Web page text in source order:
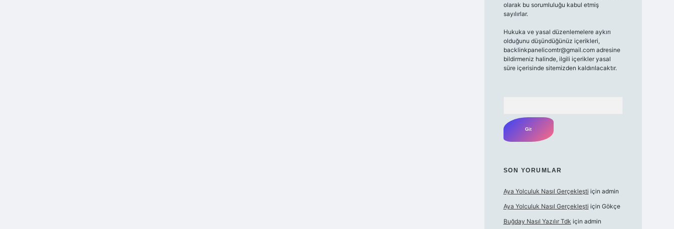
olarak bu sorumluluğu kabul etmiş
sayılırlar.
Hukuka ve yasal düzenlemelere aykırı
olduğunu düşündüğünüz içerikleri,
backlinkpanelicomtr@gmail.com adresine
bildirmeniz halinde, ilgili içerikler yasal
süre içerisinde sitemizden kaldırılacaktır.
SON YORUMLAR
Aya Yolculuk Nasıl Gerçekleşti için admin
Aya Yolculuk Nasıl Gerçekleşti için Gökçe
Buğday Nasıl Yazılır Tdk için admin